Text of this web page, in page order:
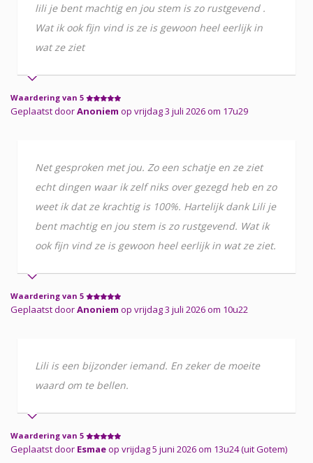
lili je bent machtig en jou stem is zo rustgevend .
Wat ik ook fijn vind is ze is gewoon heel eerlijk in
wat ze ziet
Waardering van 5
Geplaatst doorAnoniem op vrijdag 3 juli 2026 om 17u29
Net gesproken met jou. Zo een schatje en ze ziet
echt dingen waar ik zelf niks over gezegd heb en zo
weet ik dat ze krachtig is 100%. Hartelijk dank Lili je
bent machtig en jou stem is zo rustgevend. Wat ik
ook fijn vind ze is gewoon heel eerlijk in wat ze ziet.
Waardering van 5
Geplaatst doorAnoniem op vrijdag 3 juli 2026 om 10u22
Lili is een bijzonder iemand. En zeker de moeite
waard om te bellen.
Waardering van 5
Geplaatst door Esmaeop vrijdag 5 juni 2026 om 13u24 (uit Gotem)